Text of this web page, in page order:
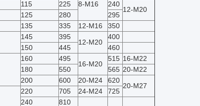
8-M16
115 225 240
12-M20
125 280
295
135 335 12-M16
350
145 395
12-M20
400
150 445
460
160 495
16-M20
515 16-M22
180 550 565 20-M22
200 600 20-M24 620
20-M27
220 705 24-M24
725
240
810